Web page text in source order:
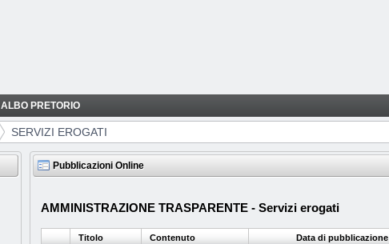
ALBO PRETORIO
SERVIZI EROGATI
Pubblicazioni Online
AMMINISTRAZIONE TRASPARENTE - Servizi erogati
Titolo Contenuto Data di pubblicazione